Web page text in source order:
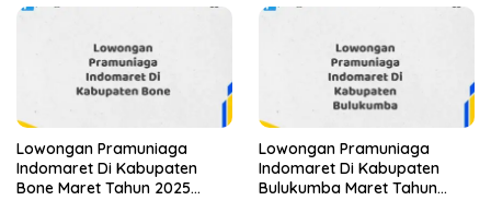
Lowongan Pramuniaga
Indomaret Di Kabupaten
Bone Maret Tahun 2025
Lowongan Pramuniaga
Indomaret Di Kabupaten
Bulukumba Maret Tahun